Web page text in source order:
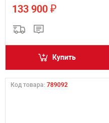
133 900 ₽
Купить
Код товара: 789092